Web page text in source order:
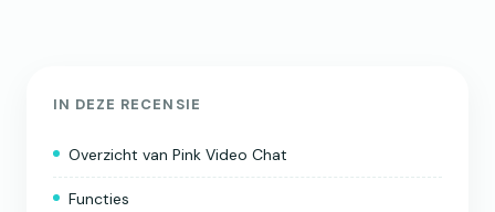
IN DEZE RECENSIE
Overzicht van Pink Video Chat
Functies